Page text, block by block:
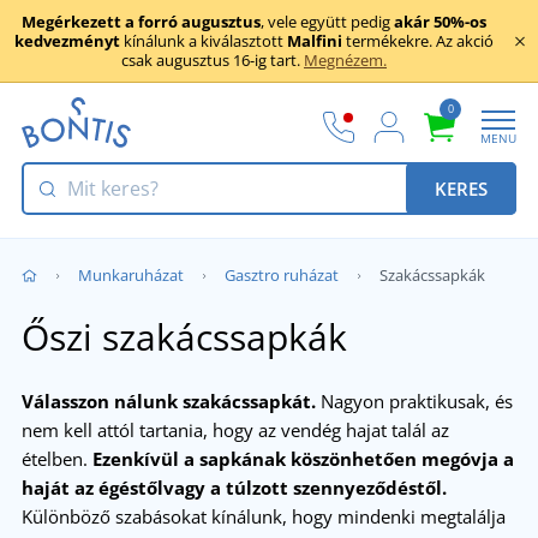
Megérkezett a forró augusztus, vele együtt pedigakár 50%-os
kedvezményt kínálunk a kiválasztott Malfini termékekre. Az akció
csak augusztus 16-ig tart. Megnézem.
0
MENU
KERES
Munkaruházat Gasztro ruházat Szakácssapkák
Őszi szakácssapkák
Válasszon nálunk szakácssapkát. Nagyon praktikusak, és
nem kell attól tartania, hogy az vendég hajat talál az
ételben. Ezenkívül a sapkának köszönhetően megóvja a
haját az égéstőlvagy a túlzott szennyeződéstől.
Különböző szabásokat kínálunk, hogy mindenki megtalálja